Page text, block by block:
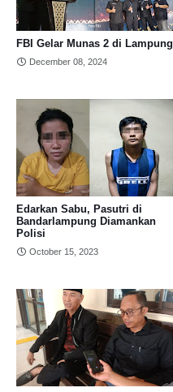
FBI Gelar Munas 2 di Lampung
December 08, 2024
Edarkan Sabu, Pasutri di
Bandarlampung Diamankan
Polisi
October 15, 2023